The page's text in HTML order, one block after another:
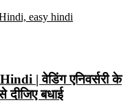
| वेडिंग एनिवर्सरी के
बधाई